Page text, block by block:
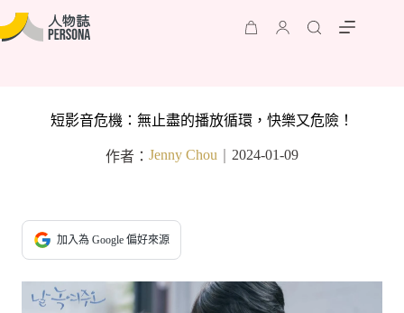
短影音危機：無止盡的播放循環，快樂又危險！
作者： Jenny Chou 2024-01-09
加入為 Google 偏好來源